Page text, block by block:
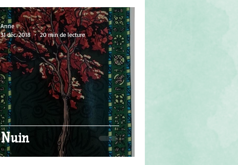
Nuin
Anne
31 déc. 2018
20 min de lecture